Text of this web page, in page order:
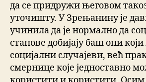
да се придружи његовом
уточишту. У Зрењанину је
учинила да је нормално да
станове добијају баш они
социјални случајеви, већ
смернице које једноставно